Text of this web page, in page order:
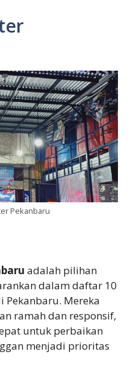
Pekanbaru
adalah pilihan
dalam daftar 10
Mereka
ramah dan responsif,
untuk perbaikan
menjadi prioritas